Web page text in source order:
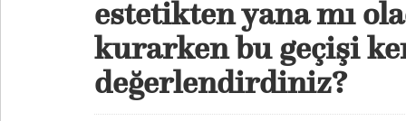
estetikten yana mı
kurarken bu geçişi
değerlendirdiniz?